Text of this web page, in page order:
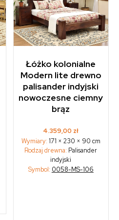
Łóżko kolonialne
Modern lite drewno
palisander indyjski
nowoczesne ciemny
brąz
4.359,00 zł
Wymiary: 171 × 230 × 90 cm
Rodzaj drewna: Palisander
indyjski
Symbol: 0058-MS-106